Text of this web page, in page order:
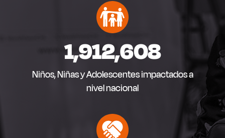
1,912,608
Niños, Niñas y Adolescentes impactados a
nivel nacional